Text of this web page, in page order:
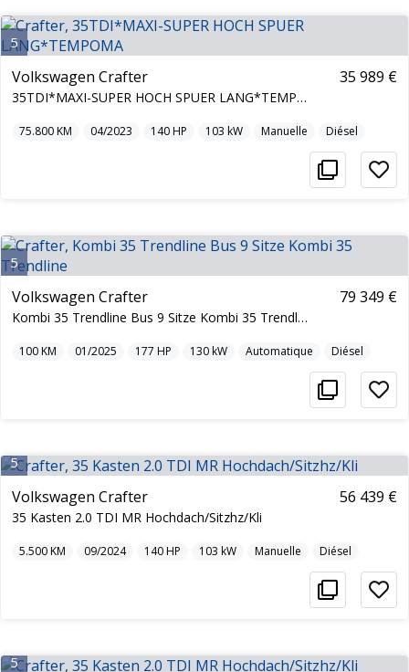
5
Volkswagen Crafter
35TDI*MAXI-SUPER HOCH SPUER LANG*TEMPOMA
35 989 €
75.800KM 04/2023 140HP 103 kW Manuelle Diésel
5
Volkswagen Crafter
Kombi 35 Trendline Bus 9 Sitze Kombi 35 Trendline
79 349 €
100KM 01/2025 177 HP 130kW Automatique Diésel
5
Volkswagen Crafter
35 Kasten 2.0 TDI MR Hochdach/Sitzhz/Kli
56 439 €
5.500KM 09/2024 140HP 103 kW Manuelle Diésel
5